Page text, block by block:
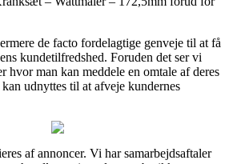
de facto fordelagtige genveje til at få
kundetilfredshed. Foruden det ser vi
hvor man kan meddele en omtale af deres
udnyttes til at afveje kundernes
af annoncer. Vi har samarbejdsaftaler